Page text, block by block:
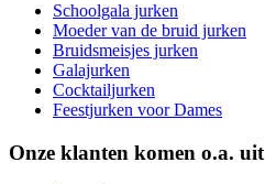
Schoolgala jurken
Moeder van de bruid jurken
Bruidsmeisjes jurken
Galajurken
Cocktailjurken
Feestjurken voor Dames
Onze klanten komen o.a. uit